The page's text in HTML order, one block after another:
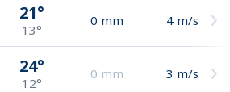
21°
13°
0 mm 4 m/s
24°
12°
0 mm 3 m/s